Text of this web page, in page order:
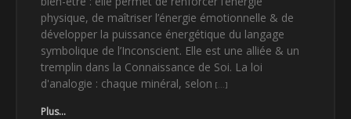
physique, de maîtriser l’énergie émotionnelle & de
développer la puissance énergétique du langage
symbolique de l’Inconscient. Elle est une alliée & un
tremplin dans la Connaissance de Soi. La loi
d'analogie : chaque minéral, selon
Plus...